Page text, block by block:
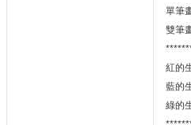
單筆
雙筆
紅的
藍的
綠的